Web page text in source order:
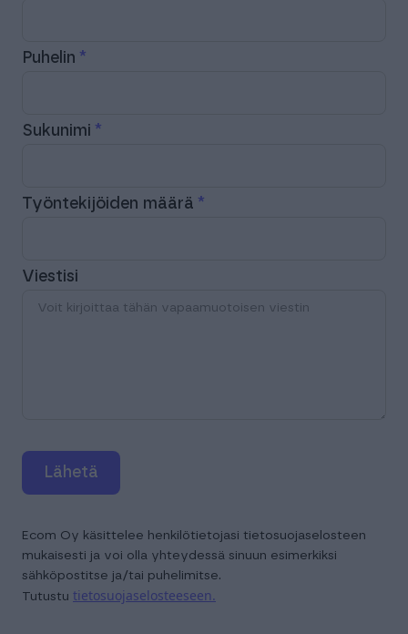
Puhelin
Sukunimi
Työntekijöiden määrä
Viestisi
Lähetä
Ecom Oy käsittelee henkilötietojasi tietosuojaselosteen
mukaisesti ja voi olla yhteydessä sinuun esimerkiksi
sähköpostitse ja/tai puhelimitse.
Tutustu tietosuojaselosteeseen.